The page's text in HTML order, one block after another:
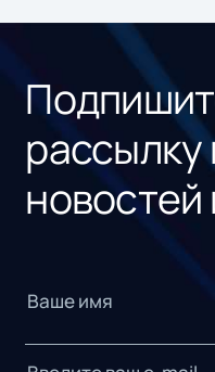
новостей